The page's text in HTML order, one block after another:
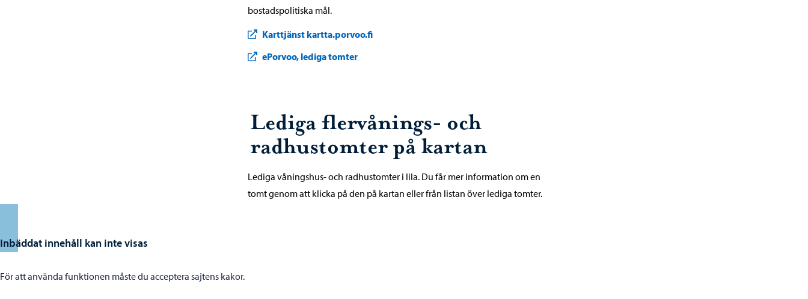
bostadspolitiska mål.
Karttjänst kartta.porvoo.fi
ePorvoo, lediga tomter
Lediga flervånings- och
radhustomter på kartan
Lediga våningshus- och radhustomter i lila. Du får mer information om en
tomt genom att klicka på den på kartan eller från listan över lediga tomter.
Inbäddat innehåll kan inte visas
För att använda funktionen måste du acceptera sajtens kakor.